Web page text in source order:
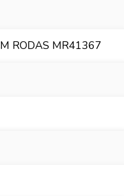
RODAS MR41367